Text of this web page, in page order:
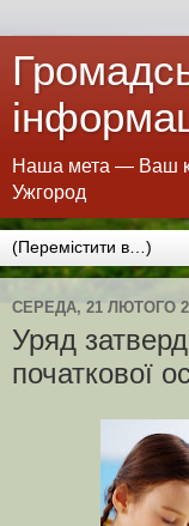
Наша мета — Ваш
Ужгород
СЕРЕДА, 21 ЛЮТОГО
Уряд
початкової